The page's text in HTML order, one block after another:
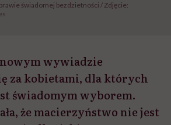
świadomej bezdzietności / Zdjęcie:
wywiadzie
za kobietami, dla których
świadomym wyborem.
że macierzyństwo nie jest